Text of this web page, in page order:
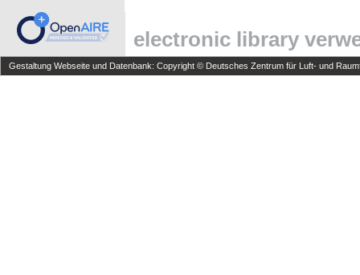
electronic library
Gestaltung Webseite und Datenbank: Copyright © Deutsches Zentrum für Luft- und